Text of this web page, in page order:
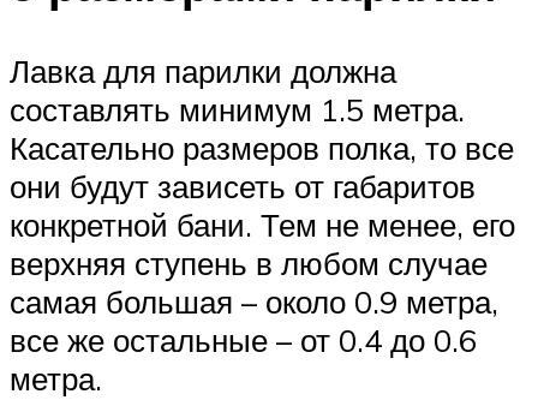
Лавка для парилки должна
составлять минимум 1.5 метра.
Касательно размеров полка, то все
они будут зависеть от габаритов
конкретной бани. Тем не менее, его
верхняя ступень в любом случае
самая большая – около 0.9 метра,
все же остальные – от 0.4 до 0.6
метра.